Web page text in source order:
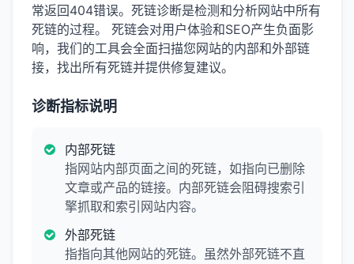
常返回404错误。死链诊断是检测和分析网站中所有
死链的过程。 死链会对用户体验和SEO产生负面影
响，我们的工具会全面扫描您网站的内部和外部链
接，找出所有死链并提供修复建议。
诊断指标说明
内部死链
指网站内部页面之间的死链，如指向已删除
文章或产品的链接。内部死链会阻碍搜索引
擎抓取和索引网站内容。
外部死链
指指向其他网站的死链。虽然外部死链不直